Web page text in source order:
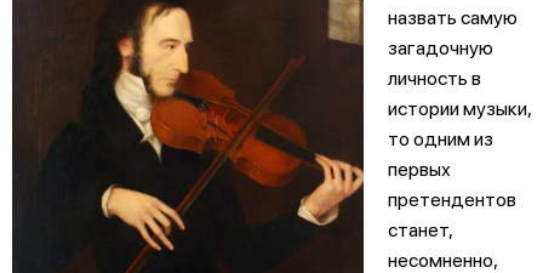
назвать самую
загадочную
личность в
истории музыки,
то одним из
первых
претендентов
станет,
несомненно,